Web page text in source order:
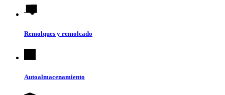
Remolques y remolcado
Autoalmacenamiento